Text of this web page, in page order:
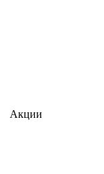
Акции